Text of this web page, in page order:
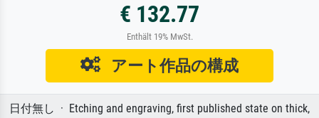
€ 132.77
Enthält 19% MwSt.
アート作品の構成
日付無し · Etching and engraving, first published state on thick,